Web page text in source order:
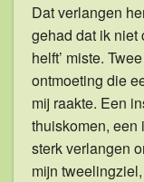
Dat verlangen
gehad dat ik niet
helft’ miste.
ontmoeting die
mij raakte. Een
thuiskomen, een
sterk verlangen
mijn